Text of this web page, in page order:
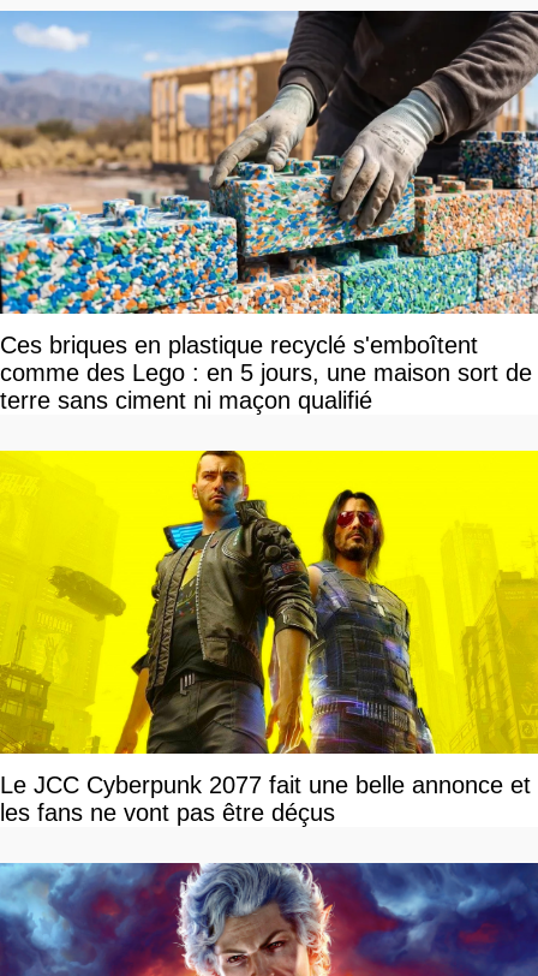
Ces briques en plastique recyclé s'emboîtent
comme des Lego : en 5 jours, une maison sort de
terre sans ciment ni maçon qualifié
Le JCC Cyberpunk 2077 fait une belle annonce et
les fans ne vont pas être déçus